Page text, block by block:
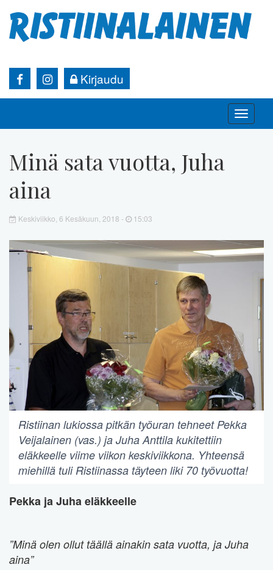
Kirjaudu
Toggle
Minä sata vuotta, Juha
aina
Keskiviikko, 6 Kesäkuun, 2018 - 15:03
Ristiinan lukiossa pitkän työuran tehneet Pekka
Veijalainen (vas.) ja Juha Anttila kukitettiin
eläkkeelle viime viikon keskiviikkona. Yhteensä
miehillä tuli Ristiinassa täyteen liki 70 työvuotta!
Pekka ja Juha eläkkeelle
”Minä olen ollut täällä ainakin sata vuotta, ja Juha
aina”